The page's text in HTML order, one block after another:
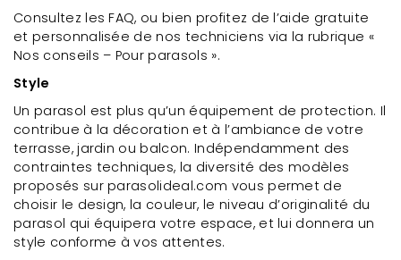
Consultez les FAQ, ou bien profitez de l’aide gratuite
et personnalisée de nos techniciens via la rubrique «
Nos conseils – Pour parasols ».
Style
Un parasol est plus qu’un équipement de protection. Il
contribue à la décoration et à l’ambiance de votre
terrasse, jardin ou balcon. Indépendamment des
contraintes techniques, la diversité des modèles
proposés sur parasolideal.com vous permet de
choisir le design, la couleur, le niveau d’originalité du
parasol qui équipera votre espace, et lui donnera un
style conforme à vos attentes.